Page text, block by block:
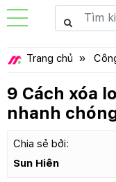
Trang chủ
9 Cách xóa
nhanh
Chia sẻ bởi:
Sun Hiên